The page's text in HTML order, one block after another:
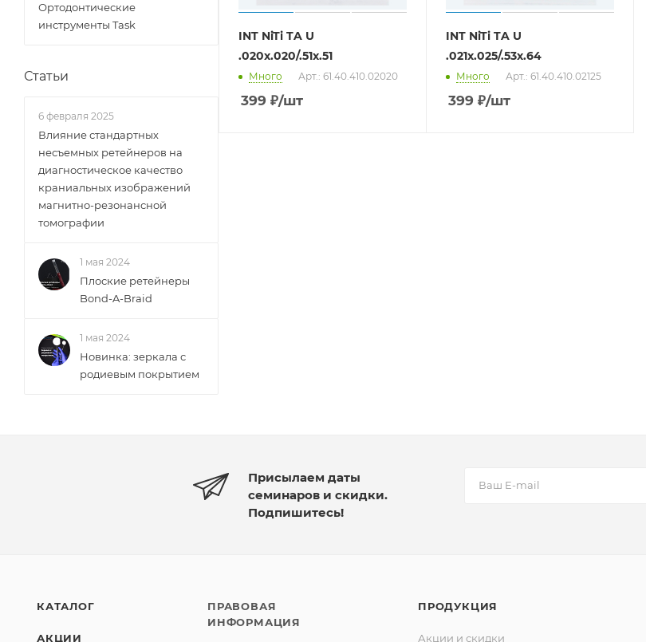
INT NiTi TA U
.020x.020/.51x.51
Много Арт.: 61.40.410.02020
399 ₽/шт
INT NiTi TA U
.021x.025/.53x.64
Много Арт.: 61.40.410.02125
399 ₽/шт
Ортодонтические
инструменты Task
Статьи
6 февраля 2025
Влияние стандартных
несъемных ретейнеров на
диагностическое качество
краниальных изображений
магнитно-резонансной
томографии
1 мая 2024
Плоские ретейнеры
Bond-A-Braid
1 мая 2024
Новинка: зеркала с
родиевым покрытием
Присылаем даты
семинаров и скидки.
Подпишитесь!
КАТАЛОГ
АКЦИИ
ПРАВОВАЯ
ИНФОРМАЦИЯ
ПРОДУКЦИЯ
Акции и скидки